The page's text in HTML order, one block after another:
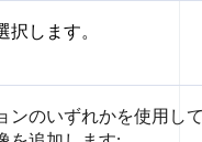
します。
ンのいずれかを使用し